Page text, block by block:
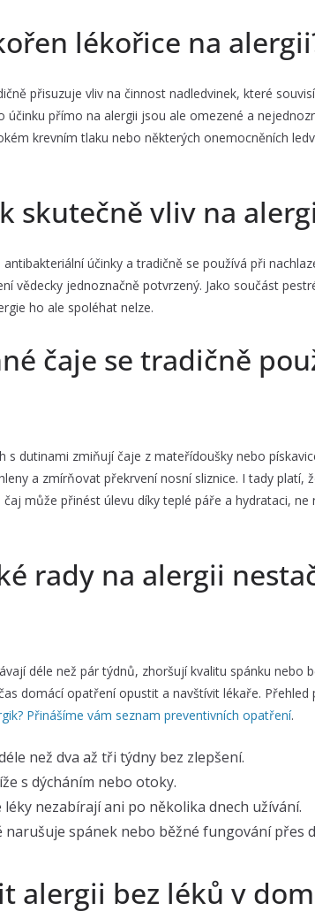
lékořice na
přisuzuje vliv na činnost nadledvinek, které
účinku přímo na alergii jsou ale omezené a
krevním tlaku nebo některých onemocněních
skutečně vliv na
účinky a tradičně se používá při
vědecky jednoznačně potvrzený. Jako součást
ho ale spoléhat nelze.
čaje se tradičně
s dutinami zmiňují čaje z mateřídoušky nebo
a zmírňovat překrvení nosní sliznice. I tady platí,
může přinést úlevu díky teplé páře a hydrataci, ne
rady na alergii
déle než pár týdnů, zhoršují kvalitu spánku nebo
domácí opatření opustit a navštívit lékaře.
Přinášíme vám seznam preventivních opatření.
než dva až tři týdny bez zlepšení.
s dýcháním nebo otoky.
nezabírají ani po několika dnech užívání.
narušuje spánek nebo běžné fungování přes
alergii bez léků v